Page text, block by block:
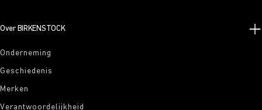
Over BIRKENSTOCK
Onderneming
Geschiedenis
Merken
Verantwoordelijkheid